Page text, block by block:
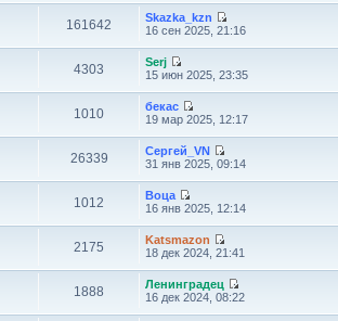
161642
Skazka_kzn
16 сен 2025, 21:16
4303
Serj
15 июн 2025, 23:35
1010
бекас
19 мар 2025, 12:17
26339
Сергей_VN
31 янв 2025, 09:14
1012
Воца
16 янв 2025, 12:14
2175
Katsmazon
18 дек 2024, 21:41
1888
Ленинградец
16 дек 2024, 08:22